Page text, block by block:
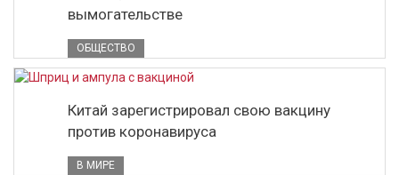
вымогательстве
ОБЩЕСТВО
Китай зарегистрировал свою вакцину
против коронавируса
В МИРЕ